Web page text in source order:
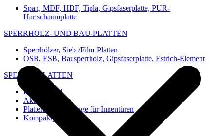
Span, MDF, HDF, Tipla, Gipsfaserplatte, PUR-
Hartschaumplatte
SPERRHOLZ- UND BAU-PLATTEN
Sperrhölzer, Sieb-/Film-Platten
OSB, ESB, Bausperrholz, Gipsfaserplatte, Estrich-Element
SPEZIAL-PLATTEN
Imi-Verbund
Akustik-Platten
Platten und Rohlinge für Innentüren
Kompaktplatten